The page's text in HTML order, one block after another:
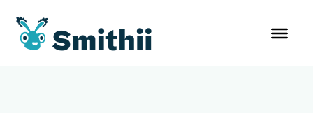
para